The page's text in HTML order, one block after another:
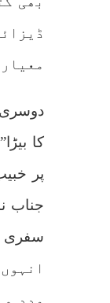
دوسری
کا
پر
جناب
مدد